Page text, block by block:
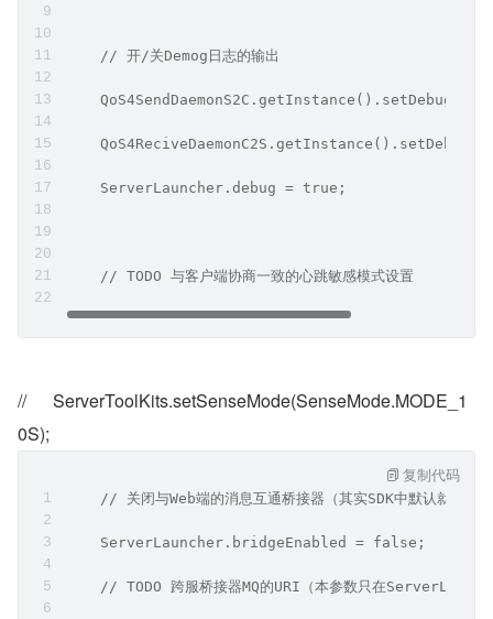
    // 开/关Demog日志的输出
    ServerLauncher.debug = true;
    // TODO 与客户端协商一致的心跳敏感模式设置
//      ServerToolKits.setSenseMode(SenseMode.MODE_1
0S);
// 关闭与Web端的消息互通桥接器（其实SDK中默认就是
    ServerLauncher.bridgeEnabled = false;
// TODO 跨服桥接器MQ的URI（本参数只在
复制代码